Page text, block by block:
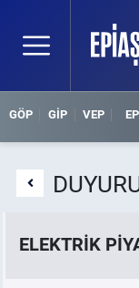
GÖP GİP VEP
ELEKTRİK